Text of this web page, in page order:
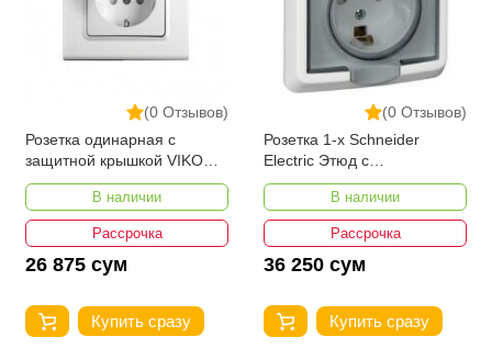
(0 Отзывов)
Розетка одинарная с
защитной крышкой VIKO
LINNERA
В наличии
Рассрочка
26 875 сум
Купить сразу
(0 Отзывов)
Розетка 1-х Schneider
Electric Этюд с
заземлением со шторками
16А 250В IP44В наличии
Рассрочка
36 250 сум
Купить сразу